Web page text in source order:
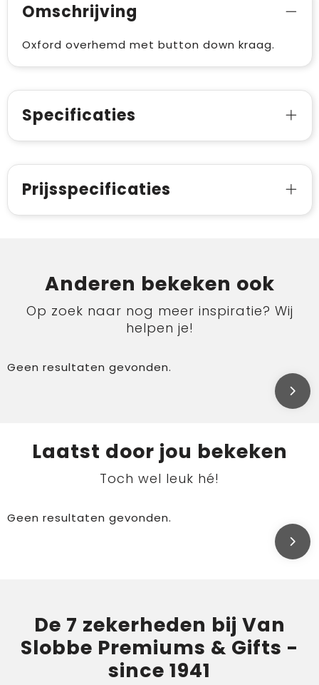
Omschrijving
Oxford overhemd met button down kraag.
Specificaties
Prijsspecificaties
Anderen bekeken ook
Op zoek naar nog meer inspiratie? Wij
helpen je!
Geen resultaten gevonden.
Laatst door jou bekeken
Toch wel leuk hé!
Geen resultaten gevonden.
De 7 zekerheden bij Van
Slobbe Premiums & Gifts -
since 1941